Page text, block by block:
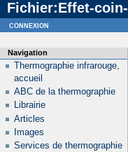
Notice: curl_setopt_array():
Fichier:Effet-
Navigation
Thermographie infrarouge,
accueil
ABC de la thermographie
Librairie
Articles
Images
Services de thermographie
connexion